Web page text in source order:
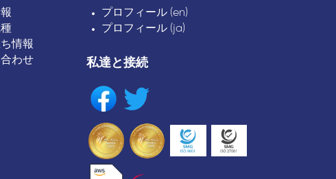
情報
わせ
プロフィール (en)
プロフィール (ja)
私達と接続